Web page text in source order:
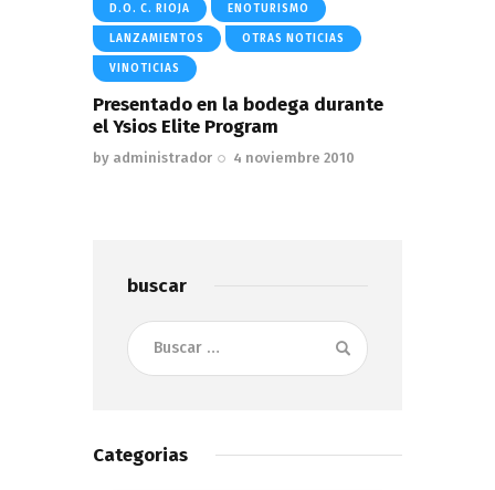
D.O. C. RIOJA ENOTURISMO
LANZAMIENTOS OTRAS NOTICIAS
VINOTICIAS
Presentado en la bodega durante
el Ysios Elite Program
by administrador 4 noviembre 2010
buscar
Buscar:
Categorias